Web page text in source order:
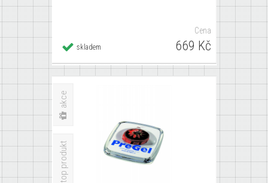
Cena
669 Kč
skladem
akce
top produkt